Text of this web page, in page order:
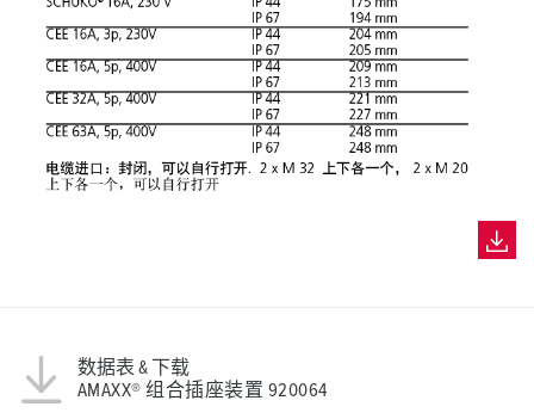
数据表 & 下载
AMAXX® 组合插座装置 920064